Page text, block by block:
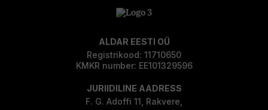
ALDAR EESTI OÜ
Registrikood: 11710650
KMKR number: EE101329596
JURIIDILINE AADRESS
F. G. Adoffi 11, Rakvere,